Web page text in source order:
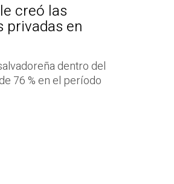
creó las
privadas en
dentro del
76 % en el período